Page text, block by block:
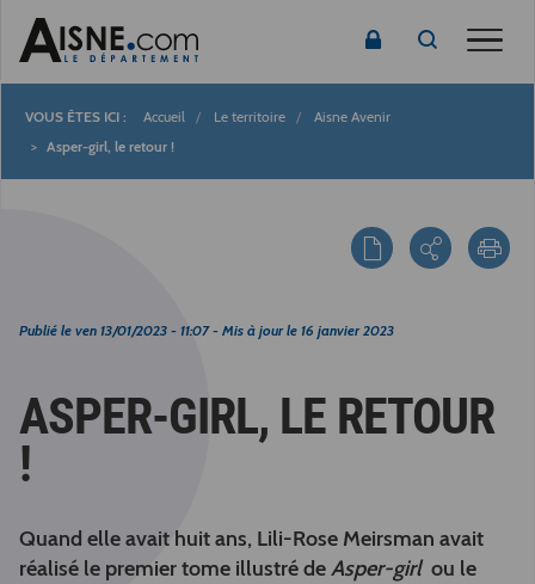
Fil
Accueil Le territoire
Aisne Avenir
Asper-girl, le retour !
Publié le ven 13/01/2023 - 11:07 - Mis à jour le 16 janvier 2023
ASPER-GIRL, LE RETOUR
!
Quand elle avait huit ans, Lili-Rose Meirsman avait
réalisé le premier tome illustré deAsper-girlou le